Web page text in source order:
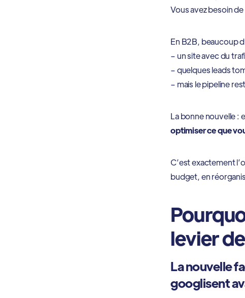
Vous avez besoin
En B2B, beaucoup
– un site avec du
– quelques leads
– mais le pipeline
La bonne nouvelle :
optimiser ce que
C’est exactement
budget, en
levier
La nouvelle
googlisent